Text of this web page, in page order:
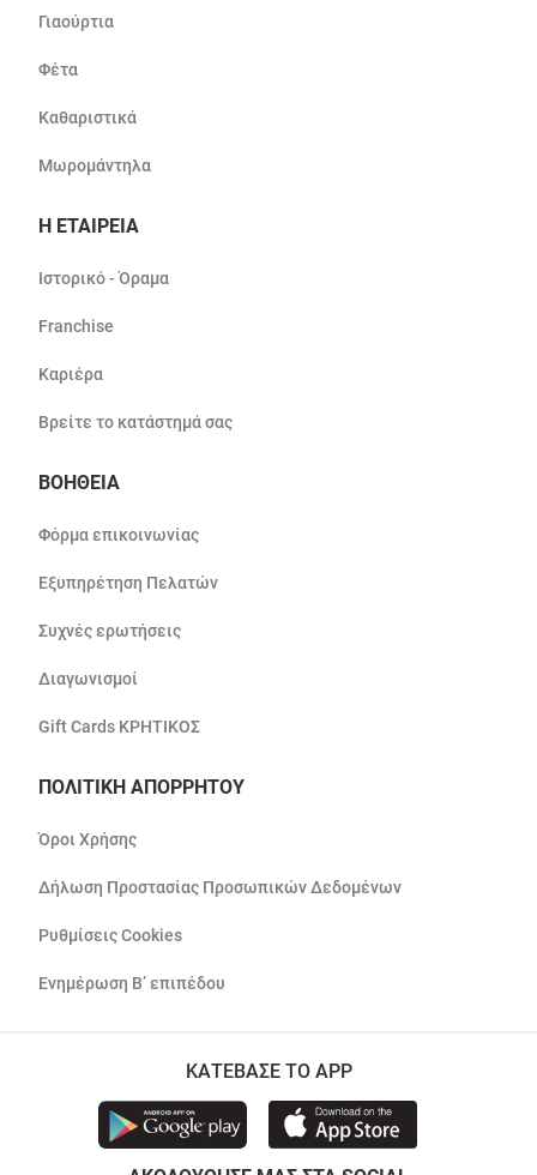
Γιαούρτια
Φέτα
Καθαριστικά
Μωρομάντηλα
Η ΕΤΑΙΡΕΙΑ
Ιστορικό - Όραμα
Franchise
Καριέρα
Βρείτε το κατάστημά σας
ΒΟΗΘΕΙΑ
Φόρμα επικοινωνίας
Εξυπηρέτηση Πελατών
Συχνές ερωτήσεις
Διαγωνισμοί
Gift Cards ΚΡΗΤΙΚΟΣ
ΠΟΛΙΤΙΚΗ ΑΠΟΡΡΗΤΟΥ
Όροι Χρήσης
Δήλωση Προστασίας Προσωπικών Δεδομένων
Ρυθμίσεις Cookies
Ενημέρωση Β’ επιπέδου
ΚΑΤΕΒΑΣΕ ΤΟ APP